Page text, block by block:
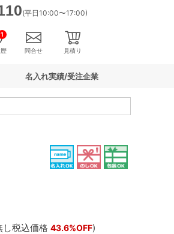
(平日10:00〜17:00)
1
問合せ 見積り
名入れ実績/受注企業
税込価格 43.6%OFF)